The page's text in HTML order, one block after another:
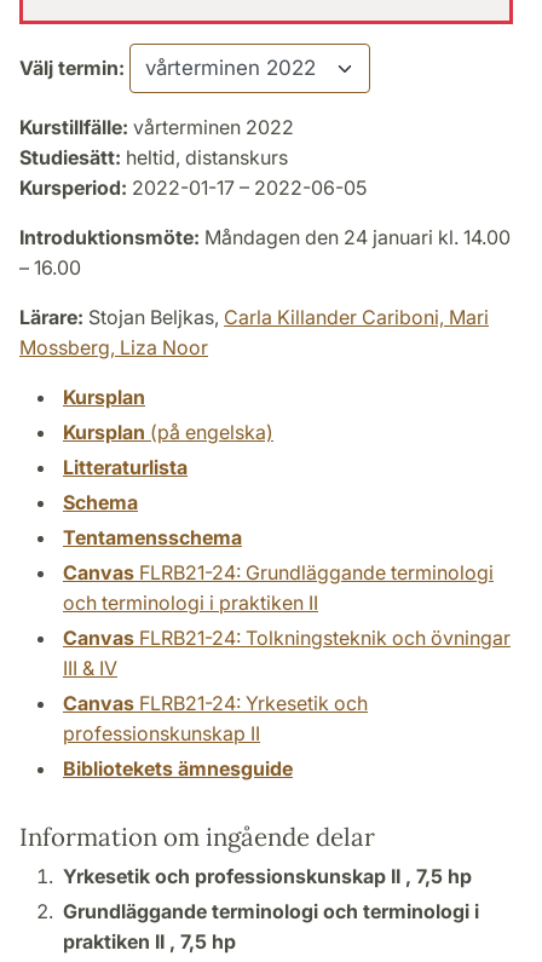
Välj termin:
Kurstillfälle: vårterminen 2022
Studiesätt: heltid, distanskurs
Kursperiod: 2022-01-17 – 2022-06-05
Introduktionsmöte: Måndagen den 24 januari kl. 14.00
– 16.00
Lärare: Stojan Beljkas, Carla Killander Cariboni, Mari
Mossberg, Liza Noor
Kursplan
Kursplan (på engelska)
Litteraturlista
Schema
Tentamensschema
Canvas FLRB21-24: Grundläggande terminologi
och terminologi i praktiken II
Canvas FLRB21-24: Tolkningsteknik och övningar
III & IV
Canvas FLRB21-24: Yrkesetik och
professionskunskap II
Bibliotekets ämnesguide
Information om ingående delar
Yrkesetik och professionskunskap II , 7,5 hp
Grundläggande terminologi och terminologi i
praktiken II , 7,5 hp